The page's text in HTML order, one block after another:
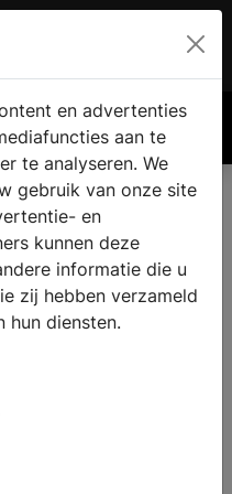
€ 0.00
en advertenties
aan te
te analyseren. We
gebruik van onze site
en
kunnen deze
informatie die u
zij hebben verzameld
hun diensten.